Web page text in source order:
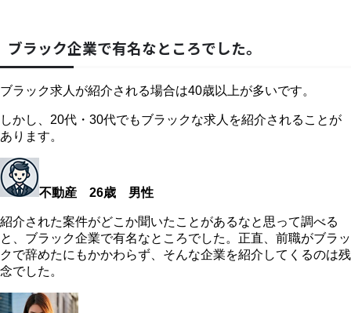
ブラック企業で有名なところでした。
ブラック求人が紹介される場合は40歳以上が多いです。
しかし、20代・30代でもブラックな求人を紹介されることが
あります。
不動産 26歳 男性
紹介された案件がどこか聞いたことがあるなと思って調べる
と、ブラック企業で有名なところでした。正直、前職がブラッ
クで辞めたにもかかわらず、そんな企業を紹介してくるのは残
念でした。